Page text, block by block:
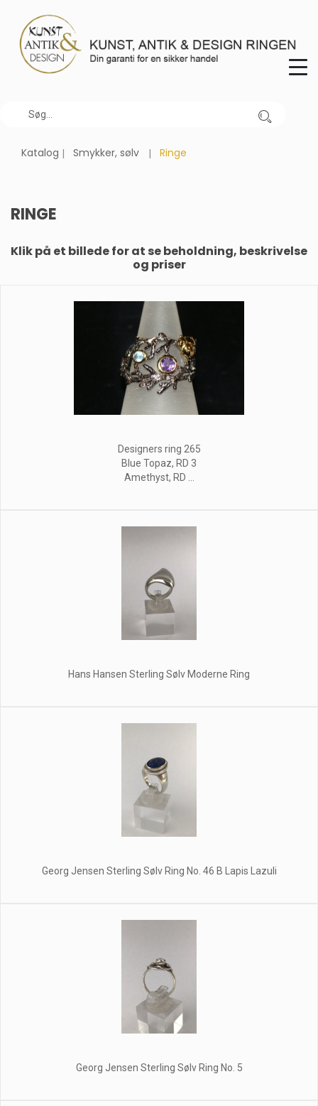
Katalog Smykker, sølv Ringe
RINGE
Klik på et billede for at se beholdning, beskrivelse
og priser
Designers ring 265
Blue Topaz, RD 3
Amethyst, RD ...
Hans Hansen Sterling Sølv Moderne Ring
Georg Jensen Sterling Sølv Ring No. 46 B Lapis Lazuli
Georg Jensen Sterling Sølv Ring No. 5